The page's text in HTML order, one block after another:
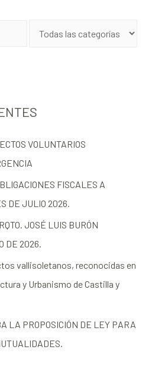
VOLUNTARIOS
FISCALES A
DE JULIO 2026.
JOSÉ LUIS BURÓN
DE 2026.
vallisoletanos, reconocidas en
y Urbanismo de Castilla y
LA PROPOSICIÓN DE LEY PARA